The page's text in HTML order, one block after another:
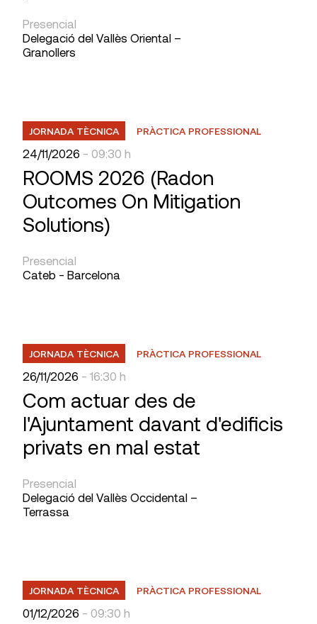
Presencial
Delegació del Vallès Oriental –
Granollers
JORNADA TÈCNICA PRÀCTICA PROFESSIONAL
24/11/2026 - 09:30 h
ROOMS 2026 (Radon
Outcomes On Mitigation
Solutions)
Presencial
Cateb - Barcelona
JORNADA TÈCNICA PRÀCTICA PROFESSIONAL
26/11/2026 - 16:30 h
Com actuar des de
l'Ajuntament davant d'edificis
privats en mal estat
Presencial
Delegació del Vallès Occidental –
Terrassa
JORNADA TÈCNICA PRÀCTICA PROFESSIONAL
01/12/2026 - 09:30 h